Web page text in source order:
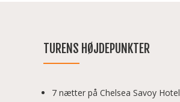
TURENS HØJDEPUNKTER
7 nætter på Chelsea Savoy Hotel